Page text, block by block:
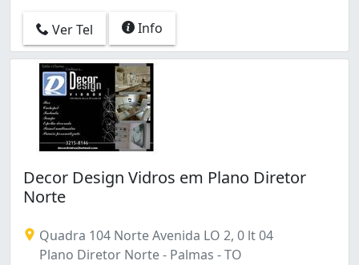
Ver Tel Info
Decor Design Vidros em Plano Diretor
Norte
Quadra 104 Norte Avenida LO 2, 0 lt 04
Plano Diretor Norte - Palmas - TO